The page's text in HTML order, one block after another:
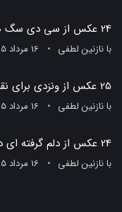
24 عکس از سی دی سگ های نگهبان و بهترین لحظات شیرین آن‌ها
بانازنین لطفی 16 مرداد 1405
25 عکس از ونزدی برای نقاشی ساده و شگفت‌انگیز
بانازنین لطفی 16 مرداد 1405
24 عکس از دلم گرفته ای دوست هوای گریه
بانازنین لطفی 16 مرداد 1405